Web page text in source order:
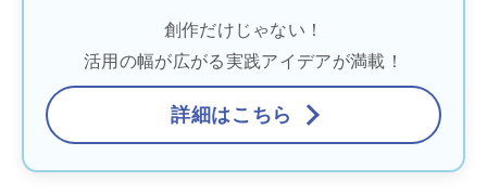
創作だけじゃない！
活用の幅が広がる実践アイデアが満載！
詳細はこちら